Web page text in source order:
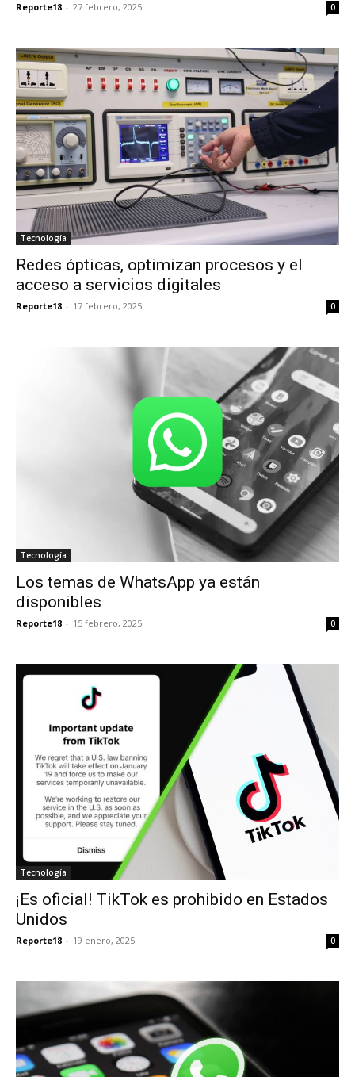
Reporte18 - 27 febrero, 2025 0
Tecnología
Redes ópticas, optimizan procesos y el
acceso a servicios digitales
Reporte18 - 17 febrero, 2025 0
Tecnología
Los temas de WhatsApp ya están
disponibles
Reporte18 - 15 febrero, 2025 0
Tecnología
¡Es oficial! TikTok es prohibido en Estados
Unidos
Reporte18 - 19 enero, 2025 0